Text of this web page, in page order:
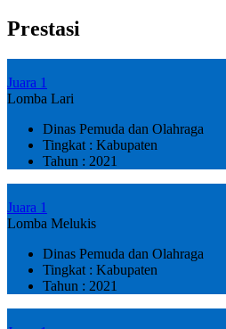
Prestasi
Juara 1
Lomba Lari
Dinas Pemuda dan Olahraga
Tingkat : Kabupaten
Tahun : 2021
Juara 1
Lomba Melukis
Dinas Pemuda dan Olahraga
Tingkat : Kabupaten
Tahun : 2021